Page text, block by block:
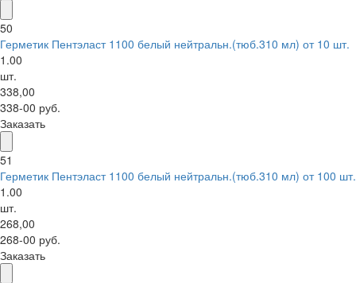
50
Герметик Пентэласт 1100 белый нейтральн.(тюб.310 мл) от 10 шт.
1.00
шт.
338,00
338-00 руб.
Заказать
51
Герметик Пентэласт 1100 белый нейтральн.(тюб.310 мл) от 100 шт.
1.00
шт.
268,00
268-00 руб.
Заказать